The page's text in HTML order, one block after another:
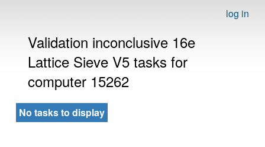
log in
Validation inconclusive 16e
Lattice Sieve V5 tasks for
computer 15262
No tasks to display